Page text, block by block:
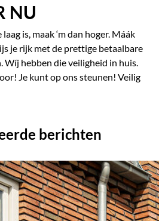
NU
is, maak ‘m dan hoger. Máák
je rijk met de prettige betaalbare
Wíj hebben die veiligheid in huis.
Je kunt op ons steunen! Veilig
berichten